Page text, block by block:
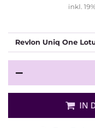
inkl.
Revlon Uniq One
IN